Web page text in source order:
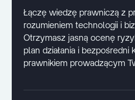
Łączę wiedzę prawniczą z
rozumieniem technologii i
Otrzymasz jasną ocenę
plan działania i bezpośredni
prawnikiem prowadzącym